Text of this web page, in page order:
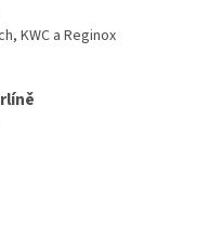
KWC a Reginox